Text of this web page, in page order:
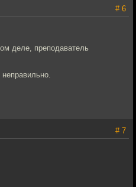
# 6
деле, преподаватель
# 7